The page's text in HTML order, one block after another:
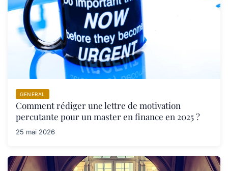
GENERAL
Comment rédiger une lettre de motivation
percutante pour un master en finance en 2025 ?
25 mai 2026